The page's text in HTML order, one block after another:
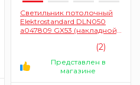
Светильник потолочный
Elektrostandard DLN050
а047809 GX53 (накладной,
(2)
Представлен в
магазине